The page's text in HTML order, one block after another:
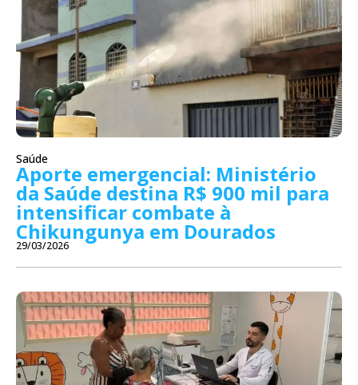
Saúde
Aporte emergencial: Ministério
da Saúde destina R$ 900 mil para
intensificar combate à
Chikungunya em Dourados
29/03/2026